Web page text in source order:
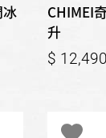
CHIMEI
升
12,490